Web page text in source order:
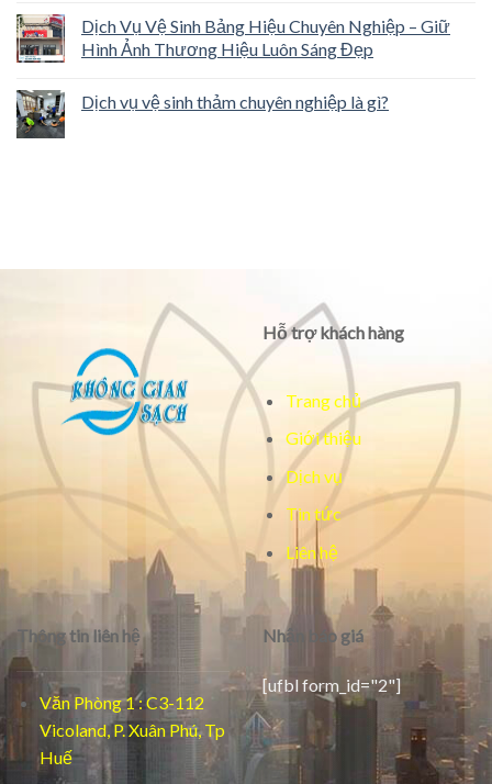
Dịch Vụ Vệ Sinh Bảng Hiệu Chuyên Nghiệp – Giữ
Hình Ảnh Thương Hiệu Luôn Sáng Đẹp
Dịch vụ vệ sinh thảm chuyên nghiệp là gì?
Hỗ trợ khách hàng
Trang chủ
Giới thiệu
Dịch vụ
Tin tức
Liên hệ
Thông tin liên hệ
Văn Phòng 1 : C3-112
Vicoland, P. Xuân Phú, Tp
Huế
Nhận báo giá
[ufbl form_id="2"]